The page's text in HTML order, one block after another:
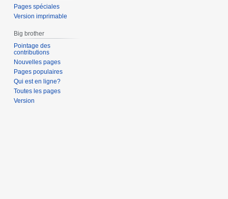
Pages spéciales
Version imprimable
Big brother
Pointage des
contributions
Nouvelles pages
Pages populaires
Qui est en ligne?
Toutes les pages
Version